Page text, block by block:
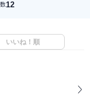
12
いいね！順